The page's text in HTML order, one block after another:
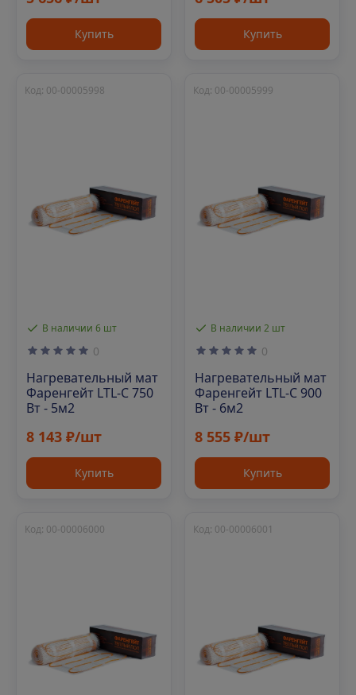
Купить Купить
В наличии 6 шт
Код: 00-00005998
0
Нагревательный мат
Фаренгейт LTL-C 750
Вт - 5м2
8 143 ₽/шт
Купить
В наличии 2 шт
Код: 00-00005999
0
Нагревательный мат
Фаренгейт LTL-C 900
Вт - 6м2
8 555 ₽/шт
Купить
Код: 00-00006000 Код: 00-00006001